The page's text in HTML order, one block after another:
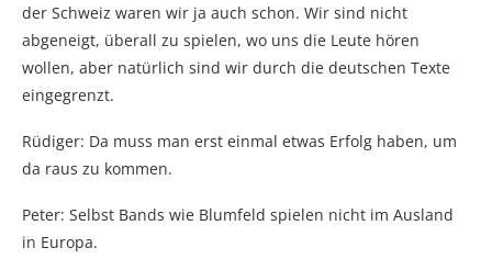
der Schweiz waren wir ja auch schon. Wir sind nicht
abgeneigt, überall zu spielen, wo uns die Leute hören
wollen, aber natürlich sind wir durch die deutschen Texte
eingegrenzt.
Rüdiger: Da muss man erst einmal etwas Erfolg haben, um
da raus zu kommen.
Peter: Selbst Bands wie Blumfeld spielen nicht im Ausland
in Europa.